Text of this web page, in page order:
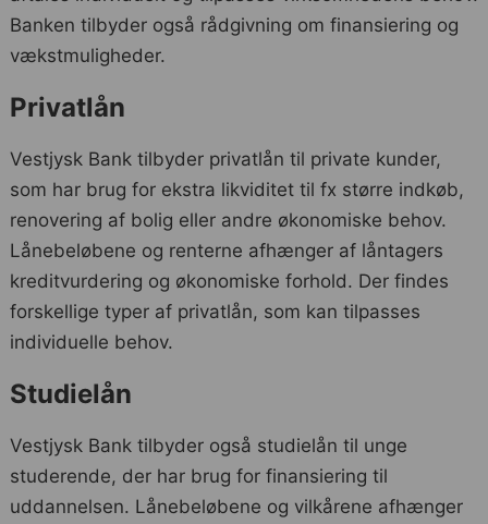
Banken tilbyder også rådgivning om finansiering og
vækstmuligheder.
Privatlån
Vestjysk Bank tilbyder privatlån til private kunder,
som har brug for ekstra likviditet til fx større indkøb,
renovering af bolig eller andre økonomiske behov.
Lånebeløbene og renterne afhænger af låntagers
kreditvurdering og økonomiske forhold. Der findes
forskellige typer af privatlån, som kan tilpasses
individuelle behov.
Studielån
Vestjysk Bank tilbyder også studielån til unge
studerende, der har brug for finansiering til
uddannelsen. Lånebeløbene og vilkårene afhænger